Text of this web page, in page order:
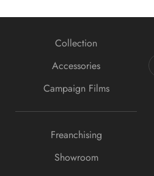
Collection
Accessories
Campaign Films
Freanchising
Showroom